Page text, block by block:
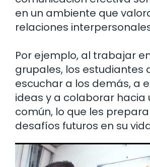
en un ambiente que
relaciones
Por ejemplo, al trabajar
grupales, los estudiantes
escuchar a los demás, a
ideas y a colaborar hacia
común, lo que les
desafíos futuros en su